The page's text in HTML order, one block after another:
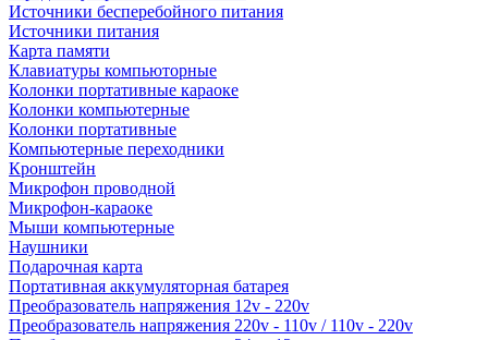
Источники бесперебойного питания
Источники питания
Карта памяти
Клавиатуры компьюторные
Колонки портативные караоке
Колонки компьютерные
Колонки портативные
Компьютерные переходники
Кронштейн
Микрофон проводной
Микрофон-караоке
Мыши компьютерные
Наушники
Подарочная карта
Портативная аккумуляторная батарея
Преобразователь напряжения 12v - 220v
Преобразователь напряжения 220v - 110v / 110v - 220v